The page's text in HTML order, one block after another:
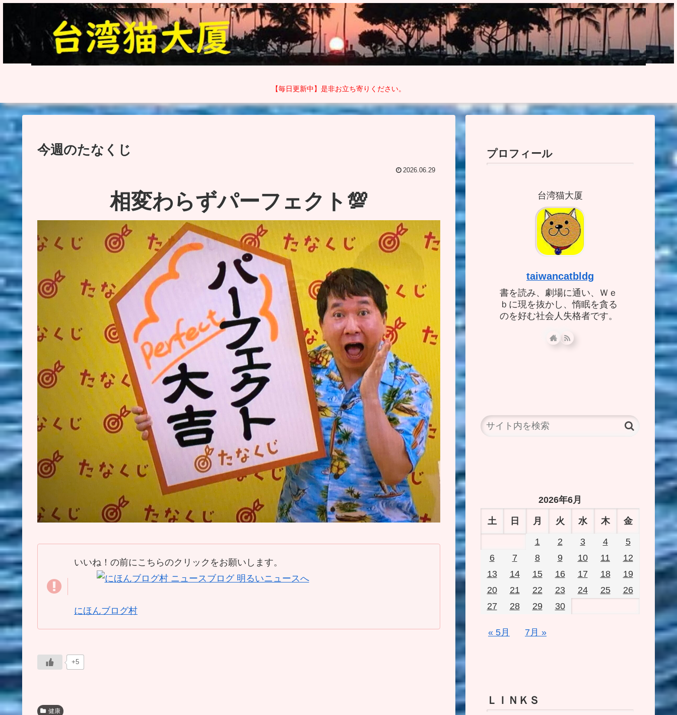
【毎日更新中】是非お立ち寄りください。
今週のたなくじ
2026.06.29
相変わらずパーフェクト💯
いいね！の前にこちらのクリックをお願いします。
にほんブログ村
+5
健康
プロフィール
台湾猫大厦
taiwancatbldg
書を読み、劇場に通い、Ｗｅ
ｂに現を抜かし、惰眠を貪る
のを好む社会人失格者です。
2026年6月
土 日 月 火 水 木 金
1 2 3 4
5
6
7 8 9 10 11
12
13
14 15 16 17 18
19
20
21 22 23 24 25
26
27
28 29 30
« 5月 7月 »
ＬＩＮＫＳ